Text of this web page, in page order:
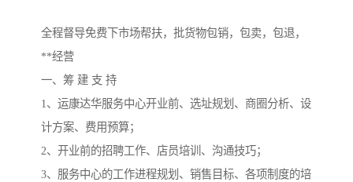
全程督导免费下市场帮扶，批货物包销，包卖，包退，
**经营
一、筹 建 支 持
1、运康达华服务中心开业前、选址规划、商圈分析、设
计方案、费用预算；
2、开业前的招聘工作、店员培训、沟通技巧；
3、服务中心的工作进程规划、销售目标、各项制度的培